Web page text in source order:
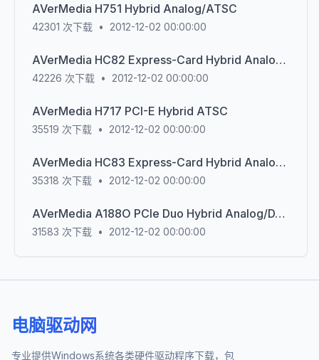
AVerMedia H751 Hybrid Analog/ATSC
42301 次下载 • 2012-12-02 00:00:00
AVerMedia HC82 Express-Card Hybrid Analog/ATSC
42226 次下载 • 2012-12-02 00:00:00
AVerMedia H717 PCI-E Hybrid ATSC
35519 次下载 • 2012-12-02 00:00:00
AVerMedia HC83 Express-Card Hybrid Analog/DVBT
35318 次下载 • 2012-12-02 00:00:00
AVerMedia A188O PCIe Duo Hybrid Analog/DVBT
31583 次下载 • 2012-12-02 00:00:00
电脑驱动网
专业提供Windows系统各类硬件驱动程序下载，包